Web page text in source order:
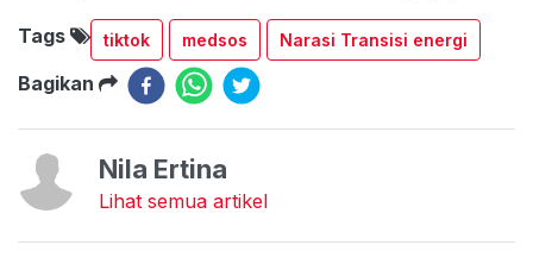
Tags tiktok medsos Narasi Transisi energi
Bagikan
Nila Ertina
Lihat semua artikel